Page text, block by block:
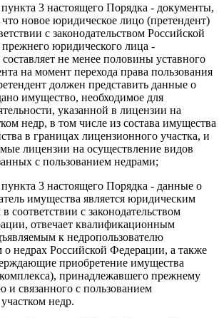
3 настоящего Порядка - документы,
новое юридическое лицо (претендент)
с законодательством Российской
юридического лица -
составляет не менее половины уставного
на момент перехода права пользования
должен представить данные о
имущество, необходимое для
указанной в лицензии на
недр, в том числе из состава имущества
в границах лицензионного участка, и
лицензии на осуществление видов
с пользованием недрами;
3 настоящего Порядка - данные о
имущества является юридическим
соответствии с законодательством
отвечает квалификационным
к недропользователю
о недрах Российской Федерации, а также
приобретение имущества
принадлежавшего прежнему
и связанного с пользованием
недр.